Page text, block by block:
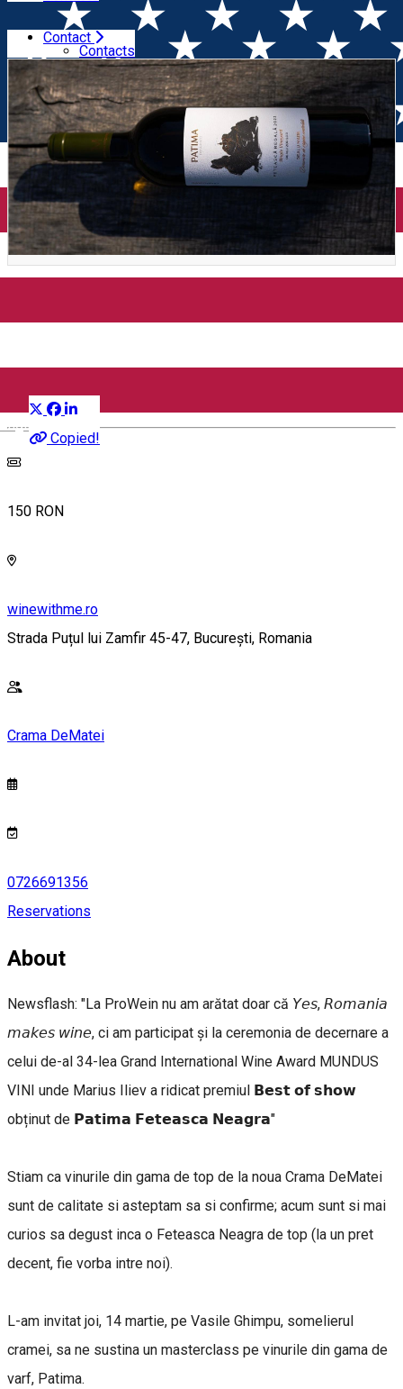
English
Contact
Contacts
Home Wine Tasting Patima Masterclass (București)
(București)
Copied!
Wine Tasting
150 RON
winewithme.ro
Strada Puțul lui Zamfir 45-47, București, Romania
Crama DeMatei
0726691356
Reservations
About
Newsflash: "La ProWein nu am arătat doar că 𝘠𝘦𝘴, 𝘙𝘰𝘮𝘢𝘯𝘪𝘢
𝘮𝘢𝘬𝘦𝘴 𝘸𝘪𝘯𝘦, ci am participat și la ceremonia de decernare a
celui de-al 34-lea Grand International Wine Award MUNDUS
VINI unde Marius Iliev a ridicat premiul 𝗕𝗲𝘀𝘁 𝗼𝗳 𝘀𝗵𝗼𝘄
obținut de 𝗣𝗮𝘁𝗶𝗺𝗮 𝗙𝗲𝘁𝗲𝗮𝘀𝗰𝗮 𝗡𝗲𝗮𝗴𝗿𝗮"
Stiam ca vinurile din gama de top de la noua Crama DeMatei
sunt de calitate si asteptam sa si confirme; acum sunt si mai
curios sa degust inca o Feteasca Neagra de top (la un pret
decent, fie vorba intre noi).
L-am invitat joi, 14 martie, pe Vasile Ghimpu, somelierul
cramei, sa ne sustina un masterclass pe vinurile din gama de
varf, Patima.